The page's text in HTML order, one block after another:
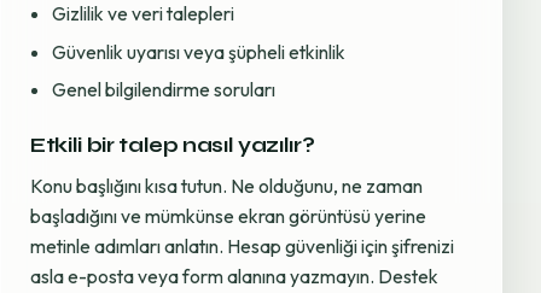
Gizlilik ve veri talepleri
Güvenlik uyarısı veya şüpheli etkinlik
Genel bilgilendirme soruları
Etkili bir talep nasıl yazılır?
Konu başlığını kısa tutun. Ne olduğunu, ne zaman
başladığını ve mümkünse ekran görüntüsü yerine
metinle adımları anlatın. Hesap güvenliği için şifrenizi
asla e-posta veya form alanına yazmayın. Destek